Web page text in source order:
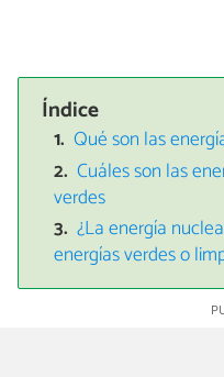
Índice
Qué son las
Cuáles son las
verdes
¿La energía
energías verdes o